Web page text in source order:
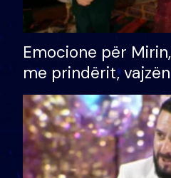
Emocione për
me prindërit,
bashkëshorten:
divorci apo jo?